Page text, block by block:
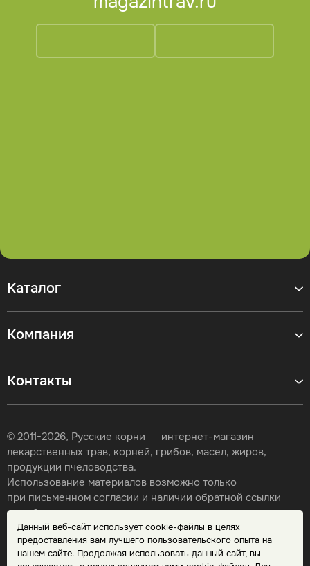
Данный веб-сайт использует cookie-файлы в целях
предоставления вам лучшего пользовательского опыта на
нашем сайте. Продолжая использовать данный сайт, вы
Контакты
Каталог
Компания
© 2011-2026, Русские корни — интернет-магазин
лекарственных трав, корней, грибов, масел, жиров,
продукции пчеловодства.
Использование материалов возможно только
при письменном согласии и наличии обратной ссылки
на сайт.
Карта сайта
Политика конфиденциальности
Публичная оферта